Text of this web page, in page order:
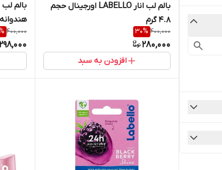
بالم لب انار LABELLO اورجینال حجم
۴.۸ گرم
400,000
30%
280,000
افزودن به سبد
هندوانه |
400,000